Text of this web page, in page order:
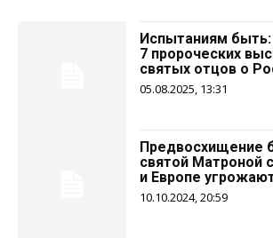
Испытаниям быть:
7 пророческих
святых отцов о
05.08.2025, 13:31
Предвосхищение
святой Матроной
и Европе
10.10.2024, 20:59